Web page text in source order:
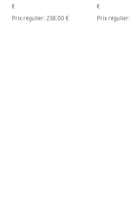
€
Prix régulier: 238.00 €
€
Prix régulier: